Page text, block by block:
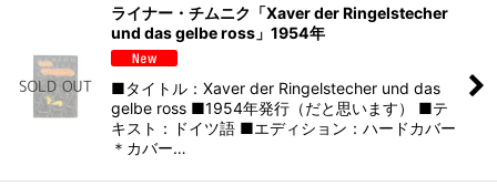
ライナー・チムニク「Xaver der Ringelstecher
und das gelbe ross」1954年
■タイトル：Xaver der Ringelstecher und das
gelbe ross ■1954年発行（だと思います） ■テ
キスト：ドイツ語 ■エディション：ハードカバー
＊カバー…